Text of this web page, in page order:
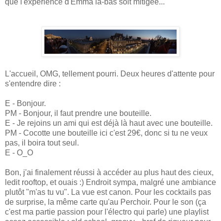
L'accueil, OMG, tellement pourri. Deux heures d'attente pour
s'entendre dire :
E - Bonjour.
PM - Bonjour, il faut prendre une bouteille.
E - Je rejoins un ami qui est déjà là haut avec une bouteille.
PM - Cocotte une bouteille ici c'est 29€, donc si tu ne veux
pas, il boira tout seul.
E - O_O
Bon, j'ai finalement réussi à accéder au plus haut des cieux,
ledit rooftop, et ouais :) Endroit sympa, malgré une ambiance
plutôt "m'as tu vu". La vue est canon. Pour les cocktails pas
de surprise, la même carte qu'au Perchoir. Pour le son (ça
c'est ma partie passion pour l'électro qui parle) une playlist